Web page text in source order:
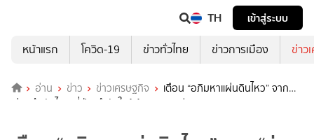
TH
เข้าสู่ระบบ
หน้าแรก
โควิด-19 ข่าวทั่วไทย ข่าวการเมือง ข่าว
อ่าน ข่าว ข่าวเศรษฐกิจ
เตือน “อภิมหาแผ่นดินไหว” จาก
“ร่องลึกนันไค” ญี่ปุ่น กำลังใกล้เข้ามา คาดเสียหายมหาศาล